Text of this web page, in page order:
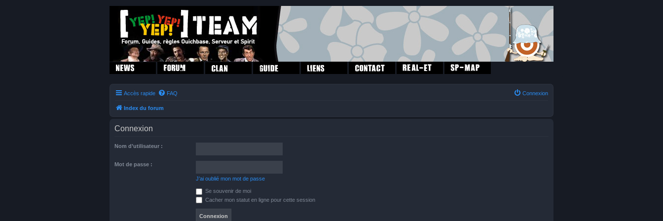
Accès rapide FAQ Connexion
Index du forum
Connexion
Nom d’utilisateur :
Mot de passe :
J’ai oublié mon mot de passe
Se souvenir de moi
Cacher mon statut en ligne pour cette session